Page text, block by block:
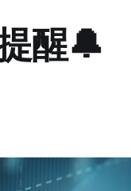
醒🔔